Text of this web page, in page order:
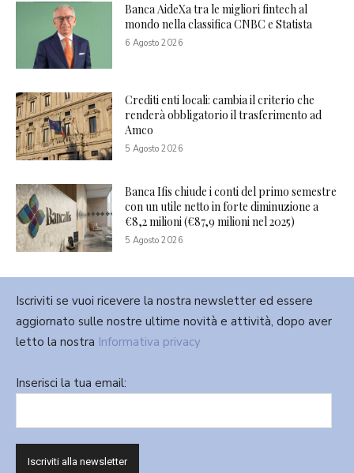
Banca AideXa tra le migliori fintech al
mondo nella classifica CNBC e Statista
6 Agosto 2026
Crediti enti locali: cambia il criterio che
renderà obbligatorio il trasferimento ad
Amco
5 Agosto 2026
Banca Ifis chiude i conti del primo semestre
con un utile netto in forte diminuzione a
€8,2 milioni (€87,9 milioni nel 2025)
5 Agosto 2026
Iscriviti se vuoi ricevere la nostra newsletter ed essere
aggiornato sulle nostre ultime novità e attività, dopo aver
letto la nostra Informativa privacy
Inserisci la tua email: